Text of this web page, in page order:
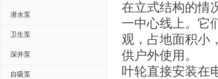
潜水泵
卫生泵
深井泵
自吸泵
在立式结构的情
一中心线上。它
观，占地面积小
供户外使用。
叶轮直接安装在